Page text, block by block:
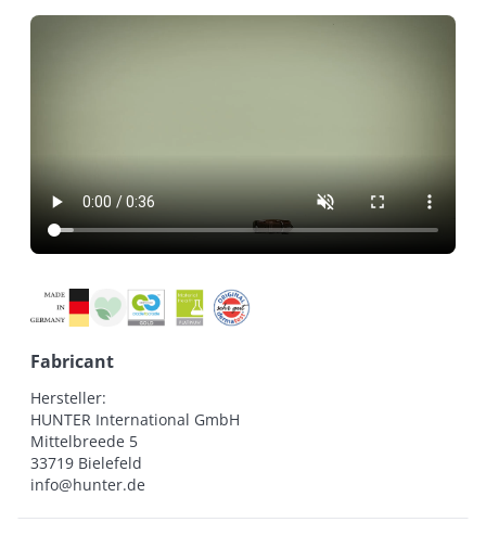
Fabricant
Hersteller:
HUNTER International GmbH
Mittelbreede 5
33719 Bielefeld
info@hunter.de